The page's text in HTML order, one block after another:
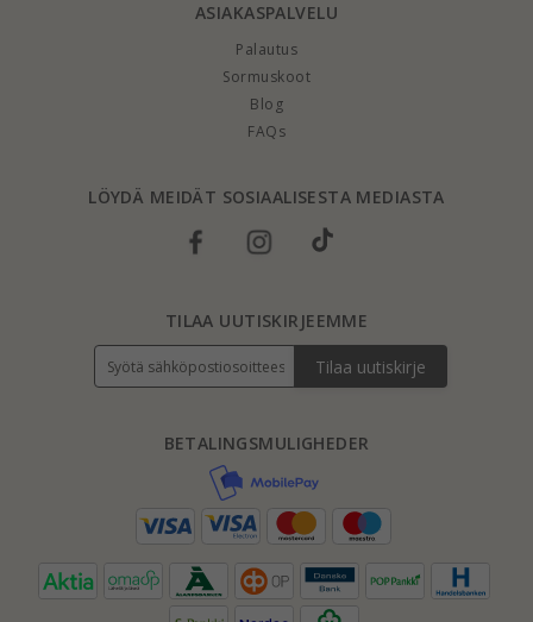
ASIAKASPALVELU
Palautus
Sormuskoot
Blog
FAQs
LÖYDÄ MEIDÄT SOSIAALISESTA MEDIASTA
BETALINGSMULIGHEDER
TILAA UUTISKIRJEEMME
Tilaa uutiskirje